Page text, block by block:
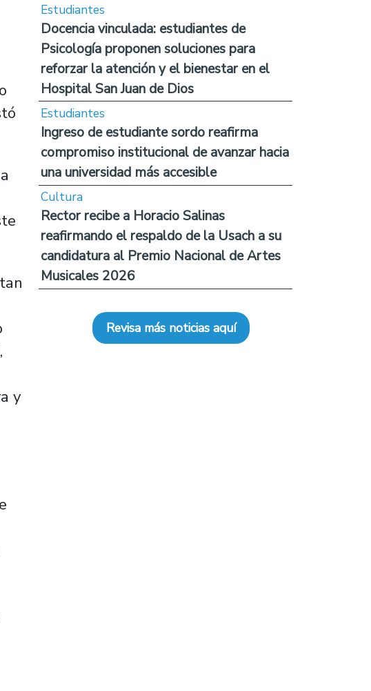
y
Estudiantes
Docencia vinculada: estudiantes de
Psicología proponen soluciones para
reforzar la atención y el bienestar en el
Hospital San Juan de Dios
Estudiantes
Ingreso de estudiante sordo reafirma
compromiso institucional de avanzar hacia
una universidad más accesible
Cultura
Rector recibe a Horacio Salinas
reafirmando el respaldo de la Usach a su
candidatura al Premio Nacional de Artes
Musicales 2026
Revisa más noticias aquí